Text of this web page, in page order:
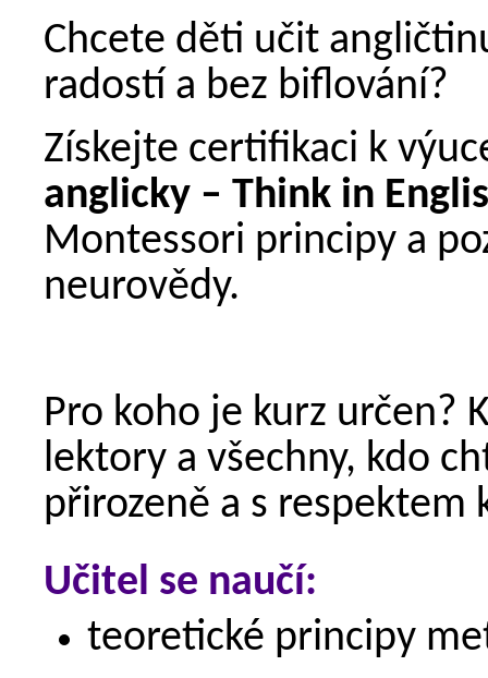
Chcete děti učit
radostí a bez biflování?
Získejte certifikaci k
anglicky – Think in
Montessori principy a
neurovědy.
Pro koho je kurz určen?
lektory a všechny, kdo
přirozeně a s
Učitel se naučí:
teoretické principy